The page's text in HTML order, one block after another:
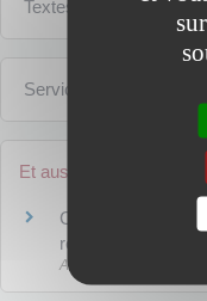
Textes de référence
Services en ligne et
Et aussi
CSG et CRDS sur
remplacement
Argent - Impôts -